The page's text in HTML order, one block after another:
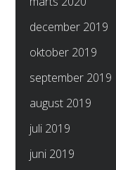
december 2019
oktober 2019
september 2019
august 2019
juli 2019
juni 2019